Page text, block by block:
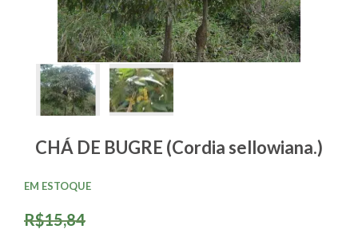
CHÁ DE BUGRE (Cordia sellowiana.)
R$15,84
EM ESTOQUE